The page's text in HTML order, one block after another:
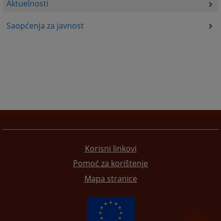
Aktuelnosti
Saopćenja za javnost
Korisni linkovi
Pomoć za korištenje
Mapa stranice